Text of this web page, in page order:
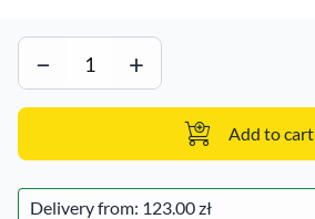
− +
Add to cart
Delivery from: 123.00 zł